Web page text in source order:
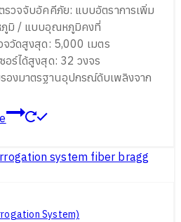
รวจจับอัคคีภัย: แบบอัตราการเพิ่ม
มิ / แบบอุณหภูมิคงที่
จวัดสูงสุด: 5,000 เมตร
อร์ได้สูงสุด: 32 วงจร
รองมาตรฐานอุปกรณ์ดับเพลิงจาก
System)